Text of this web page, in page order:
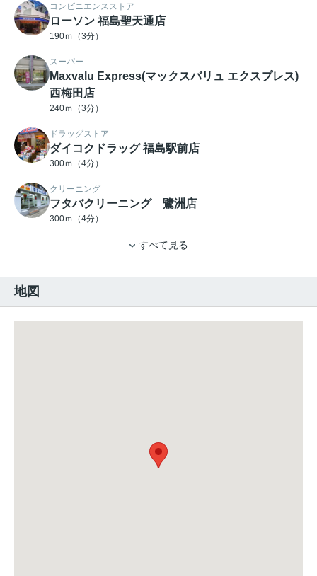
コンビニエンスストア
ローソン 福島聖天通店
190ｍ（3分）
スーパー
Maxvalu Express(マックスバリュ エクスプレス)
西梅田店
240ｍ（3分）
ドラッグストア
ダイコクドラッグ 福島駅前店
300ｍ（4分）
クリーニング
フタバクリーニング 鷺洲店
300ｍ（4分）
すべて見る
地図